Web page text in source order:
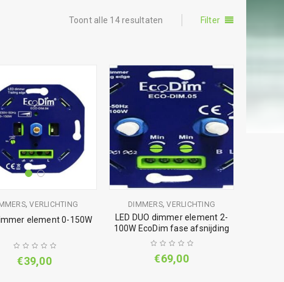
Filter
Toont alle 14 resultaten
,VERLICHTING
element 0-150W
€39,00
DIMMERS,VERLICHTING
LED DUO dimmer element 2-
100W EcoDim fase afsnijding
€69,00